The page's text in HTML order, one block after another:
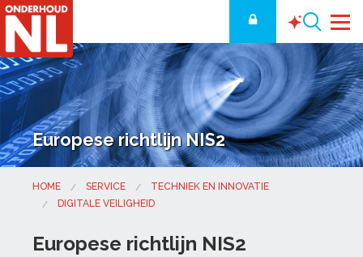
Europese richtlijn NIS2
HOME SERVICE
TECHNIEK EN INNOVATIE
DIGITALE VEILIGHEID
Europese richtlijn NIS2